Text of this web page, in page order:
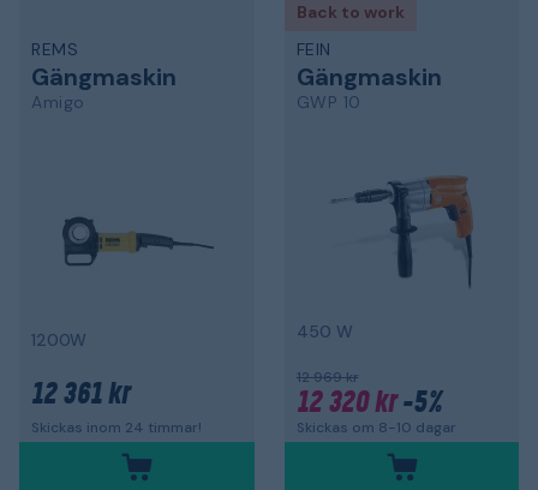
REMS
Gängmaskin
Amigo
1200W
12 361 kr
Skickas inom 24 timmar!
Back to work
FEIN
Gängmaskin
GWP 10
450 W
12 969 kr
12 320 kr-5%
Skickas om 8-10 dagar